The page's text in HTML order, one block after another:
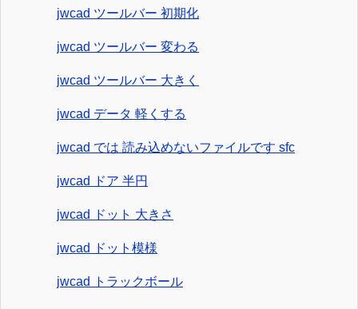
jwcad ツールバー 初期化
jwcad ツールバー 変わる
jwcad ツールバー 大きく
jwcad データ 軽くする
jwcad では 読み込めないファイルです sfc
jwcad ドア 半円
jwcad ドット 大きさ
jwcad ドット模様
jwcad トラックボール